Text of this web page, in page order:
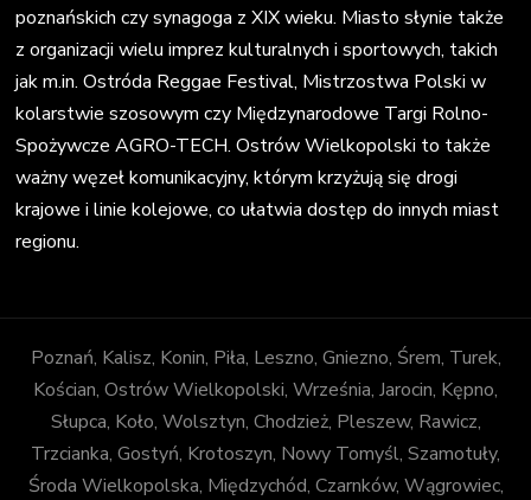
poznańskich czy synagoga z XIX wieku. Miasto słynie także
z organizacji wielu imprez kulturalnych i sportowych, takich
jak m.in. Ostróda Reggae Festival, Mistrzostwa Polski w
kolarstwie szosowym czy Międzynarodowe Targi Rolno-
Spożywcze AGRO-TECH. Ostrów Wielkopolski to także
ważny węzeł komunikacyjny, którym krzyżują się drogi
krajowe i linie kolejowe, co ułatwia dostęp do innych miast
regionu.
Poznań, Kalisz, Konin, Piła, Leszno, Gniezno, Śrem, Turek,
Kościan, Ostrów Wielkopolski, Września, Jarocin, Kępno,
Słupca, Koło, Wolsztyn, Chodzież, Pleszew, Rawicz,
Trzcianka, Gostyń, Krotoszyn, Nowy Tomyśl, Szamotuły,
Środa Wielkopolska, Międzychód, Czarnków, Wągrowiec,